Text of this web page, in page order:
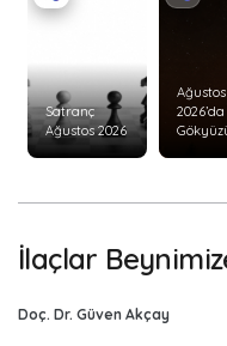
Satranç
Ağustos 2026
Ağustos
2026’da
İlaçlar
Doç. Dr. Güven Akçay